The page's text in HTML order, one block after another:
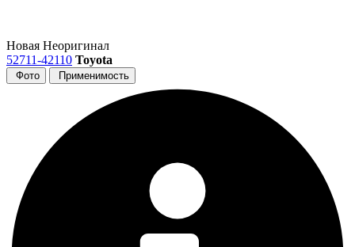
Новая Неоригинал
52711-42110 Toyota
Фото Применимость